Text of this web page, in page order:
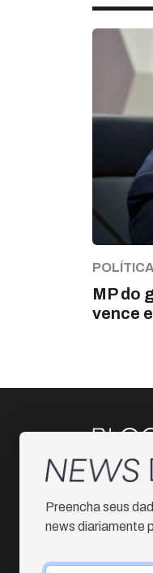
POLÍTICA
MP do
vence
Preencha seus
news diariamente